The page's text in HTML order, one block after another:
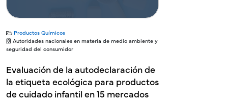
Productos Químicos
Autoridades nacionales en materia de medio ambiente y
seguridad del consumidor
Evaluación de la autodeclaración de
la etiqueta ecológica para productos
de cuidado infantil en 15 mercados